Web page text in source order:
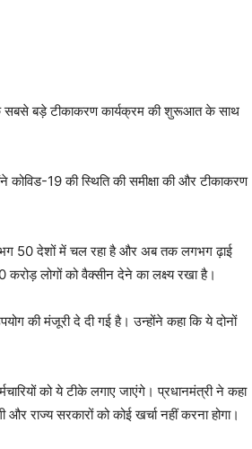
के सबसे बड़े टीकाकरण कार्यक्रम की शुरूआत के साथ
कोविड-19 की स्थिति की समीक्षा की और टीकाकरण
50 देशों में चल रहा है और अब तक लगभग ढ़ाई
लोगों को वैक्‍सीन देने का लक्ष्‍य रखा है।
की मंजूरी दे दी गई है। उन्‍होंने कहा कि ये दोनों
को ये टीके लगाए जाएंगे। प्रधानमंत्री ने कहा
राज्‍य सरकारों को कोई खर्चा नहीं करना होगा।